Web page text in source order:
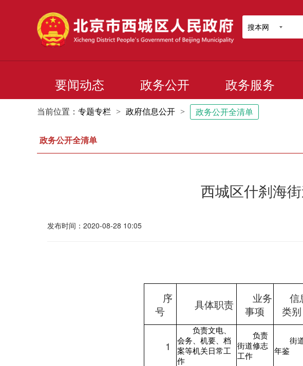
搜本网
要闻动态 政务公开 政务服务
当前位置： 专题专栏 > 政府信息公开 > 政务公开全清单
政务公开全清单
西城区什刹海
发布时间：2020-08-28 10:05
序
号
具体职责
业务
事项
信
类别
1
负责文电、
会务、机要、档
案等机关日常工
作
负责
街道修志
工作
街
年鉴